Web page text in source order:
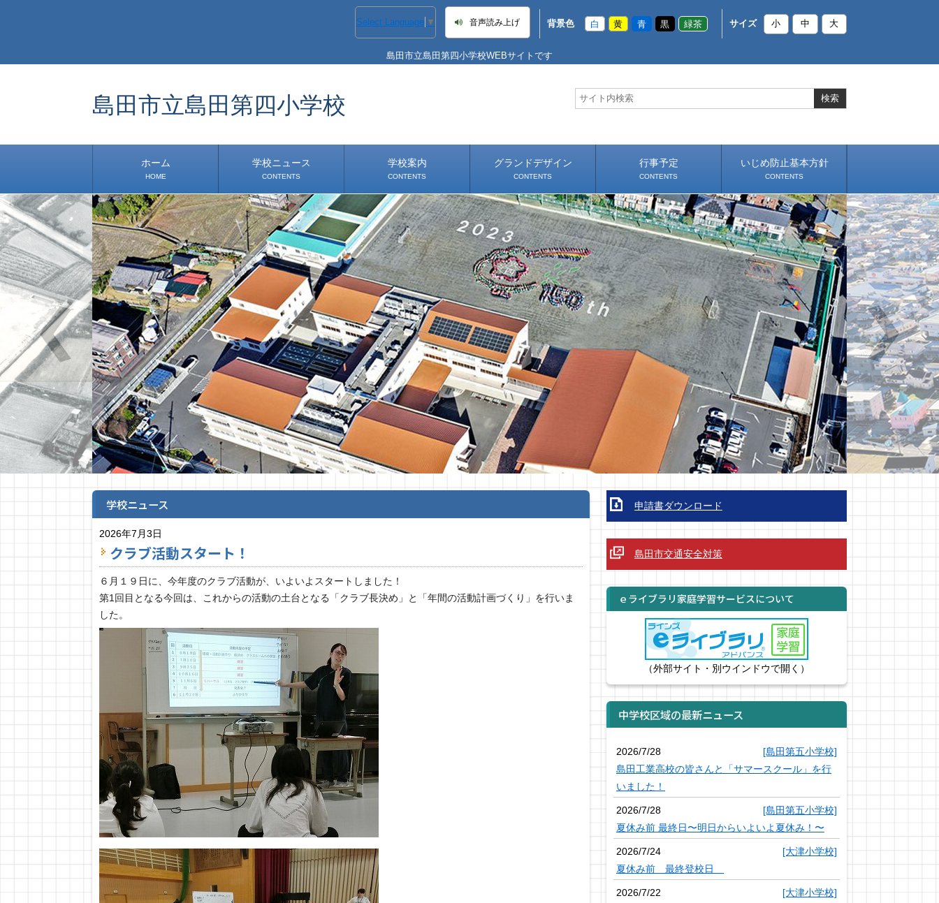
Select Language ▼ 音声読み上げ 背景色 白 黄 青 黒 緑茶 サイズ 小 中 大
島田市立島田第四小学校WEBサイトです
島田市立島田第四小学校
ホーム
HOME
学校ニュース
CONTENTS
学校から
安心・安全
1年生
2年生
3年生
4年生
5年生
6年生
事務・保健室から
児童会・部活から
研修
小中連携事業
その他
学校案内
CONTENTS
学校長あいさつ
学校へのアクセス
グランドデザイン
CONTENTS
行事予定
CONTENTS
いじめ防止基本方針
CONTENTS
学校ニュース
2026年7月3日
クラブ活動スタート！
６月１９日に、今年度のクラブ活動が、いよいよスタートしました！
第1回目となる今回は、これからの活動の土台となる「クラブ長決め」と「年間の活動計画づくり」を行いま
した。
申請書ダウンロード
島田市交通安全対策
ｅライブラリ家庭学習サービスについて
（外部サイト・別ウインドウで開く）
中学校区域の最新ニュース
2026/7/28
[島田第五小学校]
島田工業高校の皆さんと「サマースクール」を行
いました！
2026/7/28
[島田第五小学校]
夏休み前 最終日〜明日からいよいよ夏休み！〜
2026/7/24
[大津小学校]
夏休み前 最終登校日
2026/7/22
[大津小学校]